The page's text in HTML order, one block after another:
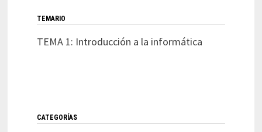
TEMARIO
TEMA 1: Introducción a la informática
CATEGORÍAS